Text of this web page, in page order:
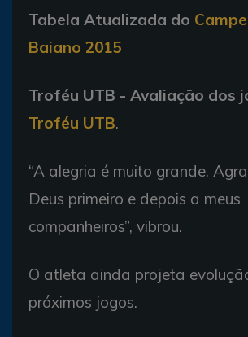
Tabela Atualizada do
Baiano 2015
Troféu UTB - Avaliação dos
Troféu UTB.
“A alegria é muito grande.
Deus primeiro e depois a meus
companheiros”, vibrou.
O atleta ainda projeta
próximos jogos.